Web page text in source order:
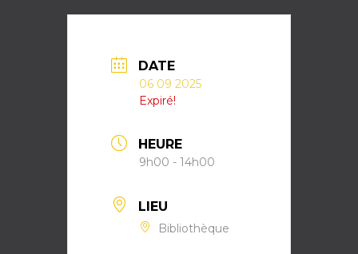
DATE
06 09 2025
Expiré!
HEURE
9h00 - 14h00
LIEU
Bibliothèque